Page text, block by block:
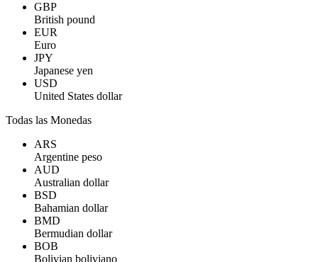
GBP
British pound
EUR
Euro
JPY
Japanese yen
USD
United States dollar
Todas las Monedas
ARS
Argentine peso
AUD
Australian dollar
BSD
Bahamian dollar
BMD
Bermudian dollar
BOB
Bolivian boliviano